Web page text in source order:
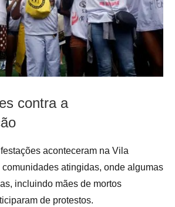
contra a
aconteceram na Vila
atingidas, onde algumas
incluindo mães de mortos
de protestos.